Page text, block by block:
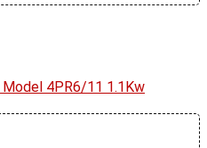
Model 4PR6/11 1.1Kw